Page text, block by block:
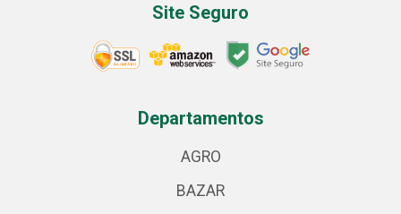
Site Seguro
Departamentos
AGRO
BAZAR